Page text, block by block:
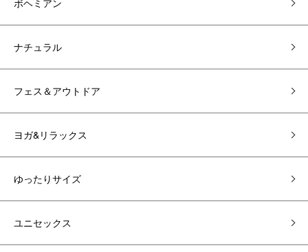
ボヘミアン
ナチュラル
フェス＆アウトドア
ヨガ&リラックス
ゆったりサイズ
ユニセックス